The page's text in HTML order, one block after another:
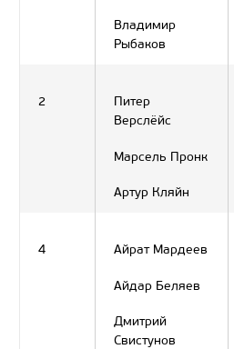
Владимир
Рыбаков
2
Питер
Верслёйс
Марсель Пронк
Артур Кляйн
4 Айрат Мардеев
Айдар Беляев
Дмитрий
Свистунов